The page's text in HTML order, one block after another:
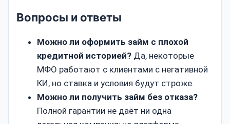
Вопросы и ответы
Можно ли оформить займ с плохой
кредитной историей? Да, некоторые
МФО работают с клиентами с негативной
КИ, но ставка и условия будут строже.
Можно ли получить займ без отказа?
Полной гарантии не даёт ни одна